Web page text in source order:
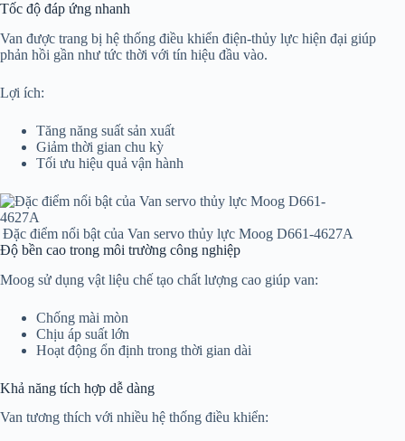
Tốc độ đáp ứng nhanh
Van được trang bị hệ thống điều khiển điện-thủy lực hiện đại giúp
phản hồi gần như tức thời với tín hiệu đầu vào.
Lợi ích:
Tăng năng suất sản xuất
Giảm thời gian chu kỳ
Tối ưu hiệu quả vận hành
Đặc điểm nổi bật của Van servo thủy lực Moog D661-4627A
Độ bền cao trong môi trường công nghiệp
Moog sử dụng vật liệu chế tạo chất lượng cao giúp van:
Chống mài mòn
Chịu áp suất lớn
Hoạt động ổn định trong thời gian dài
Khả năng tích hợp dễ dàng
Van tương thích với nhiều hệ thống điều khiển: